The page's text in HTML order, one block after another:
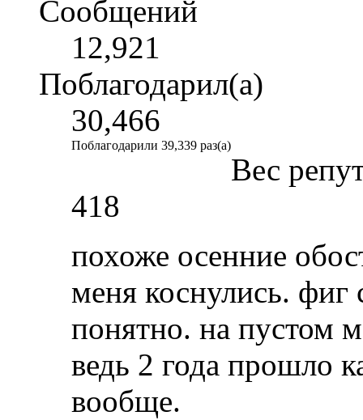
Сообщений
12,921
Поблагодарил(а)
30,466
Поблагодарили 39,339 раз(а)
Вес
418
похоже осенние
меня коснулись. фиг
понятно. на пустом
ведь 2 года прошло
вообще.